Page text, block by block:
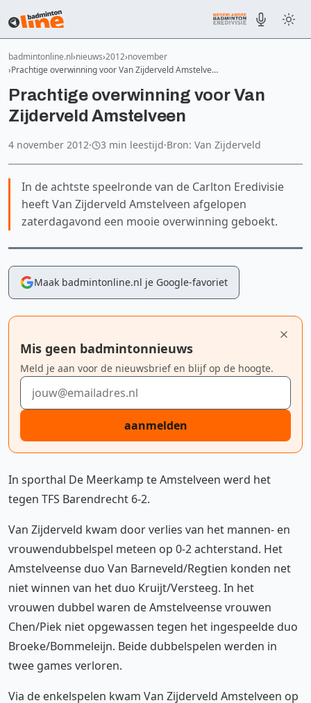
badmintonline.nl nieuws 2012 november
Prachtige overwinning voor Van Zijderveld Amstelve…
Prachtige overwinning voor Van
Zijderveld Amstelveen
4 november 2012· 3 min leestijd·Bron: Van Zijderveld
In de achtste speelronde van de Carlton Eredivisie
heeft Van Zijderveld Amstelveen afgelopen
zaterdagavond een mooie overwinning geboekt.
Maak badmintonline.nl je Google-favoriet
Mis geen badmintonnieuws
Meld je aan voor de nieuwsbrief en blijf op de hoogte.
E-mailadres
aanmelden
In sporthal De Meerkamp te Amstelveen werd het
tegen TFS Barendrecht 6-2.
Van Zijderveld kwam door verlies van het mannen- en
vrouwendubbelspel meteen op 0-2 achterstand. Het
Amstelveense duo Van Barneveld/Regtien konden net
niet winnen van het duo Kruijt/Versteeg. In het
vrouwen dubbel waren de Amstelveense vrouwen
Chen/Piek niet opgewassen tegen het ingespeelde duo
Broeke/Bommeleijn. Beide dubbelspelen werden in
twee games verloren.
Via de enkelspelen kwam Van Zijderveld Amstelveen op